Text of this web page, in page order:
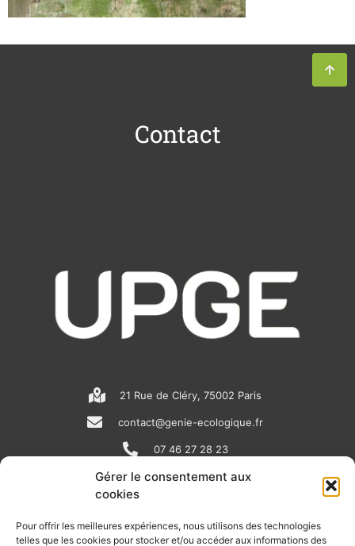
Gérer le consentement aux
cookies
Pour offrir les meilleures expériences, nous utilisons des technologies
telles que les cookies pour stocker et/ou accéder aux informations des
Contact
21 Rue de Cléry, 75002 Paris
contact@genie-ecologique.fr
07 46 27 28 23
N
e
i
o